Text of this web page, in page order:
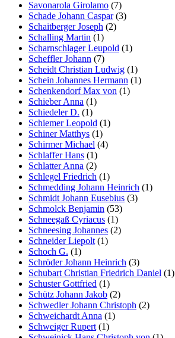
Savonarola Girolamo (7)
Schade Johann Caspar(3)
Schaitberger Joseph (2)
Schalling Martin (1)
Scharnschlager Leupold (1)
Scheffler Johann (7)
Scheidt Christian Ludwig (1)
Schein Johannes Hermann (1)
Schenkendorf Max von (1)
Schieber Anna (1)
Schiedeler D. (1)
Schiemer Leopold (1)
Schiner Matthys (1)
Schirmer Michael (4)
Schlaffer Hans (1)
Schlatter Anna (2)
Schlegel Friedrich (1)
Schmedding Johann Heinrich (1)
Schmidt Johann Eusebius (3)
Schmolck Benjamin (53)
Schneegaß Cyriacus (1)
Schneesing Johannes (2)
Schneider Liepolt (1)
Schoch G. (1)
Schröder Johann Heinrich (3)
Schubart Christian Friedrich Daniel (1)
Schuster Gottfried (1)
Schütz Johann Jakob (2)
Schwedler Johann Christoph (2)
Schweichardt Anna (1)
Schweiger Rupert (1)